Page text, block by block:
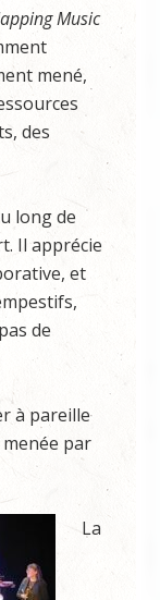
Music
mené,
des
long de
Il apprécie
et
de
à pareille
par
La